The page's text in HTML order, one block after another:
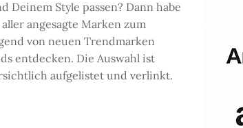
Style passen? Dann habe
angesagte Marken zum
von neuen Trendmarken
entdecken. Die Auswahl ist
aufgelistet und verlinkt.